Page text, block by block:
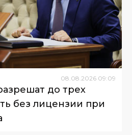
08 08 2026 09:09
до трех
без лицензии при